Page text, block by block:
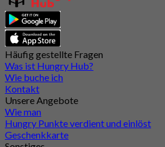
Häufig gestellte Fragen
Was ist Hungry Hub?
Wie buche ich
Kontakt
Unsere Angebote
Wie man
Hungry Punkte verdient und einlöst
Geschenkkarte